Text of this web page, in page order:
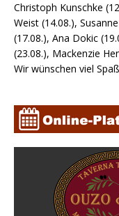
Christoph Kunschke
Weist (14.08.),
(17.08.), Ana Dokic
(23.08.), Mackenzie
Wir wünschen viel